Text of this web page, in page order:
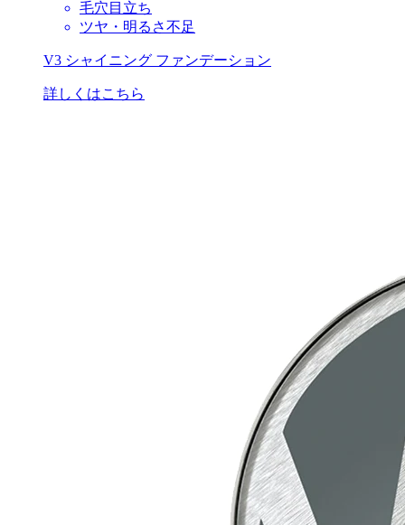
毛穴目立ち
ツヤ・明るさ不足
V3 シャイニング ファンデーション
詳しくはこちら